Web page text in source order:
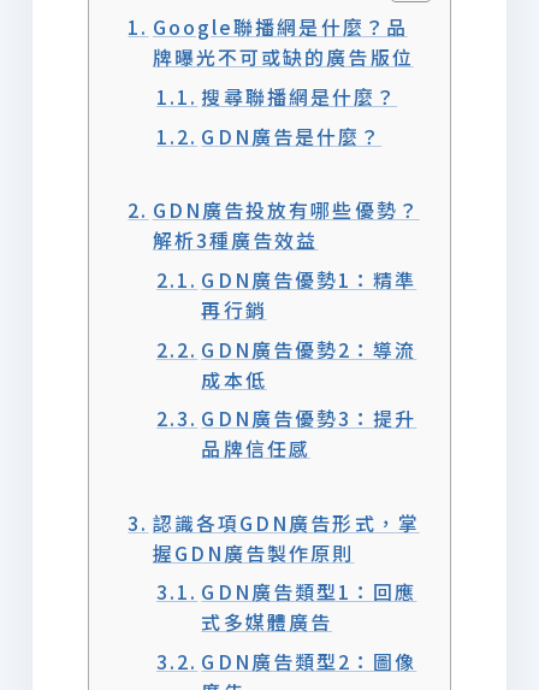
Google聯播網是什麼？品
牌曝光不可或缺的廣告版位
搜尋聯播網是什麼？
GDN廣告是什麼？
GDN廣告投放有哪些優勢？
解析3種廣告效益
GDN廣告優勢1：精準
再行銷
GDN廣告優勢2：導流
成本低
GDN廣告優勢3：提升
品牌信任感
認識各項GDN廣告形式，掌
握GDN廣告製作原則
GDN廣告類型1：回應
式多媒體廣告
GDN廣告類型2：圖像